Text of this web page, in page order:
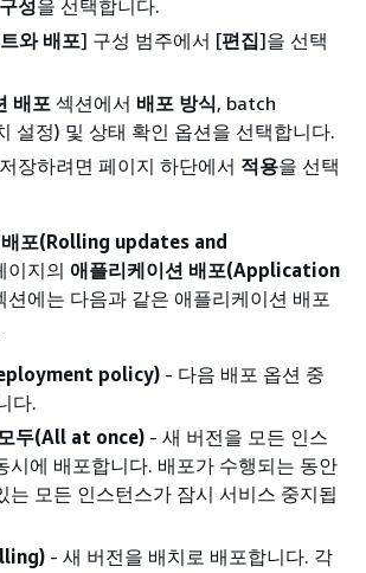
구성을 선택합니다.
와 배포] 구성 범주에서 [편집]을 선택
배포 섹션에서 배포 방식, batch
설정) 및 상태 확인 옵션을 선택합니다.
장하려면 페이지 하단에서 적용을 선택
배포(Rolling updates and
이지의 애플리케이션 배포(Application
션에는 다음과 같은 애플리케이션 배포
policy) - 다음 배포 옵션 중
다.
두(All at once) - 새 버전을 모든 인스
시에 배포합니다. 배포가 수행되는 동안
는 모든 인스턴스가 잠시 서비스 중지됩
- 새 버전을 배치로 배포합니다. 각